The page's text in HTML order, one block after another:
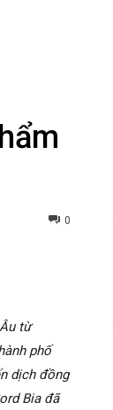
0
từ
phố
dịch đồng
Bia đã